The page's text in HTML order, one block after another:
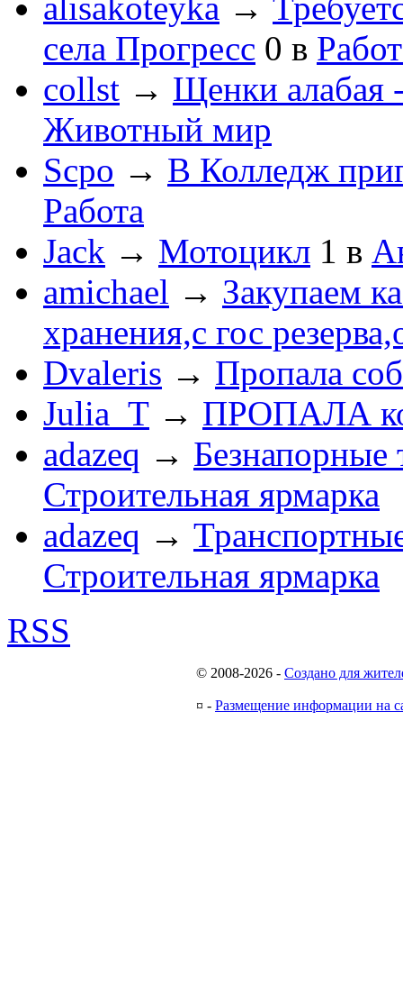
alisakoteyka →
села Прогресс 0 в
collst → Щенки алабая
Животный мир
Scpo → В Колледж
Работа
Jack → Мотоцикл 1 в
amichael → Закупаем
хранения,с гос
Dvaleris → Пропала
Julia_T → ПРОПАЛА
adazeq → Безнапорные
Строительная ярмарка
adazeq →
Строительная ярмарка
RSS
© 2008-2026 - Создано для
¤ - Размещение информации на